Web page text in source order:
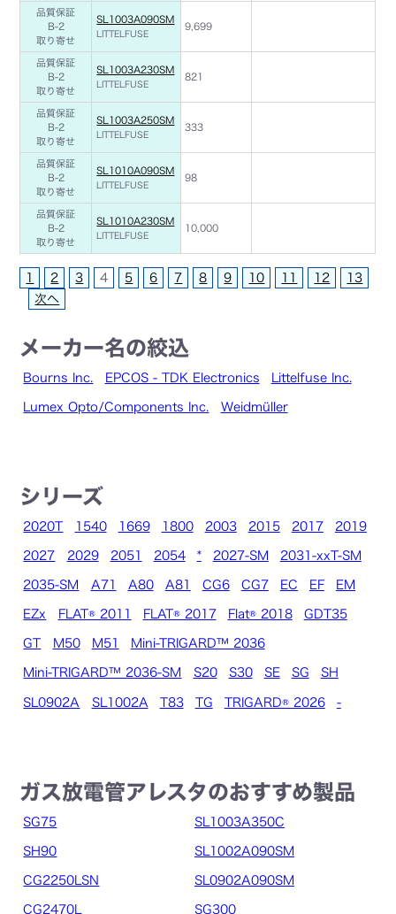
品質保証
B-2
取り寄せ
SL1003A090SM
LITTELFUSE
9,699
品質保証
B-2
取り寄せ
SL1003A230SM
LITTELFUSE
821
品質保証
B-2
取り寄せ
SL1003A250SM
LITTELFUSE
333
品質保証
B-2
取り寄せ
SL1010A090SM
LITTELFUSE
98
品質保証
B-2
取り寄せ
SL1010A230SM
LITTELFUSE
10,000
1 2 3 4 5 6 7 8 9 10 11 12
13
次へ
メーカー名の絞込
Bourns Inc. EPCOS - TDK Electronics Littelfuse Inc.
Lumex Opto/Components Inc. Weidmüller
シリーズ
2020T 1540 1669 1800 2003 2015 2017 2019
2027 2029 2051 2054 * 2027-SM 2031-xxT-SM
2035-SM A71 A80 A81 CG6 CG7 EC EF EM
EZx FLAT® 2011 FLAT® 2017 Flat® 2018 GDT35
GT M50 M51 Mini-TRIGARD™ 2036
Mini-TRIGARD™ 2036-SM S20 S30 SE SG SH
SL0902A SL1002A T83 TG TRIGARD® 2026 -
ガス放電管アレスタのおすすめ製品
SG75 SL1003A350C
SH90 SL1002A090SM
CG2250LSN SL0902A090SM
CG2470L SG300